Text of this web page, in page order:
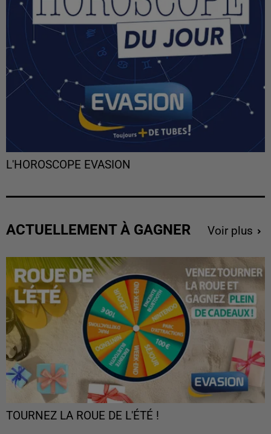
L'HOROSCOPE EVASION
ACTUELLEMENT À GAGNER Voir plus
TOURNEZ LA ROUE DE L'ÉTÉ !